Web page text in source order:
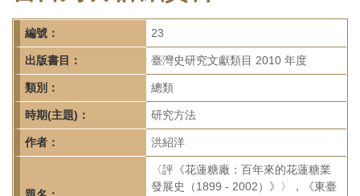
院-
臺
灣
史
研
編號： 23
出版書目： 臺灣史研究文獻類目 2010 年度
類別： 總類
時期(主題)： 研究方法
作者： 洪紹洋
〈評《花蓮糖廠：百年來的花蓮糖業
發展史（1899 - 2002）》〉，《東臺